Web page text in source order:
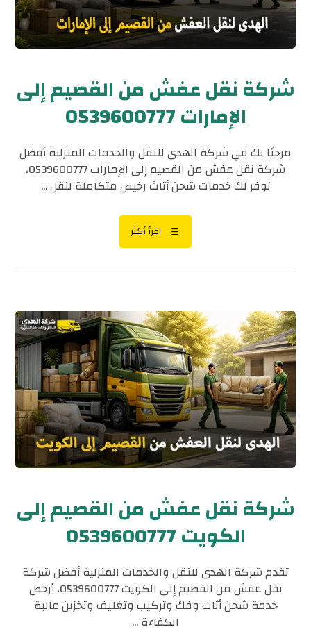
شركة نقل عفش من القصيم إلى
الإمارات 0539600777
مرحبًا بك في شركة الهدى للنقل والخدمات المنزلية أفضل
شركة نقل عفش من القصيم إلى الإمارات 0539600777،
نوفر لك خدمات شحن أثاث رخيص متكاملة لنقل ...
اقرأ أكثر
شركة نقل عفش من القصيم إلى
الكويت 0539600777
تقدم شركة الهدى للنقل والخدمات المنزلية أفضل شركة
نقل عفش من القصيم إلى الكويت 0539600777، أرخص
خدمة شحن أثاث وفك وتركيب وتغليف وتخزين عالية
الكفاءة ...